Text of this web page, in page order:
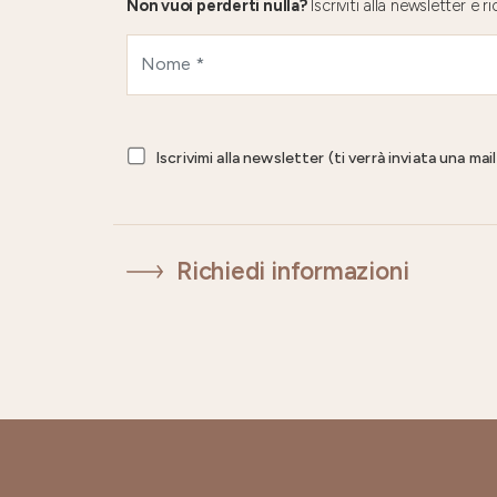
Non vuoi perderti nulla?Iscriviti alla newsletter e
Iscrivimi alla newsletter (ti verrà inviata una
Richiedi informazioni